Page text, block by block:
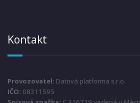
Kontakt
Provozovatel: Datová platforma s.r.o.
IČO: 08311595